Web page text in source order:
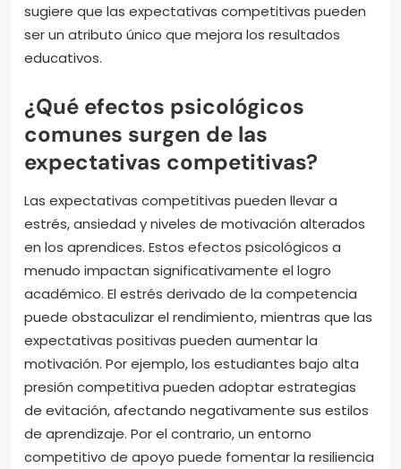
sugiere que las expectativas competitivas pueden
ser un atributo único que mejora los resultados
educativos.
¿Qué efectos psicológicos
comunes surgen de las
expectativas competitivas?
Las expectativas competitivas pueden llevar a
estrés, ansiedad y niveles de motivación alterados
en los aprendices. Estos efectos psicológicos a
menudo impactan significativamente el logro
académico. El estrés derivado de la competencia
puede obstaculizar el rendimiento, mientras que las
expectativas positivas pueden aumentar la
motivación. Por ejemplo, los estudiantes bajo alta
presión competitiva pueden adoptar estrategias
de evitación, afectando negativamente sus estilos
de aprendizaje. Por el contrario, un entorno
competitivo de apoyo puede fomentar la resiliencia